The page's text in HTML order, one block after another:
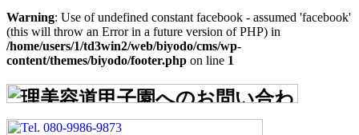
ブ
Warning: Use of undefined constant facebook - assumed 'facebook'
(this will throw an Error in a future version of PHP) in
/home/users/1/td3win2/web/biyodo/cms/wp-
content/themes/biyodo/footer.php on line 1